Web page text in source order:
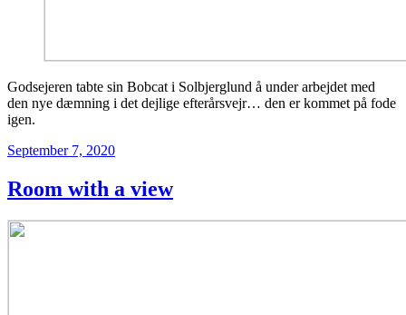
Godsejeren tabte sin Bobcat i Solbjerglund å under arbejdet med
den nye dæmning i det dejlige efterårsvejr… den er kommet på fode
igen.
Posted
September 7, 2020
Room with a view